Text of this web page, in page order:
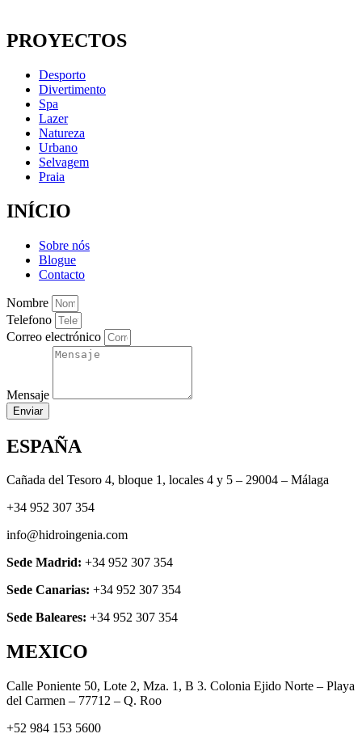
PROYECTOS
Desporto
Divertimento
Spa
Lazer
Natureza
Urbano
Selvagem
Praia
INÍCIO
Sobre nós
Blogue
Contacto
Nombre
Telefono
Correo electrónico
Mensaje
Enviar
ESPAÑA
Cañada del Tesoro 4, bloque 1, locales 4 y 5 – 29004 – Málaga
+34 952 307 354
info@hidroingenia.com
Sede Madrid: +34 952 307 354
Sede Canarias: +34 952 307 354
Sede Baleares: +34 952 307 354
MEXICO
Calle Poniente 50, Lote 2, Mza. 1, B 3. Colonia Ejido Norte – Playa
del Carmen – 77712 – Q. Roo
+52 984 153 5600